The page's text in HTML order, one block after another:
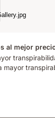
al mejor
mayor